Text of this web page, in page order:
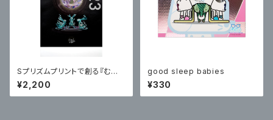
Sプリズムプリントで創る『むか
～し昔カレンダー2023』
¥2,200
good sleep babies
¥330